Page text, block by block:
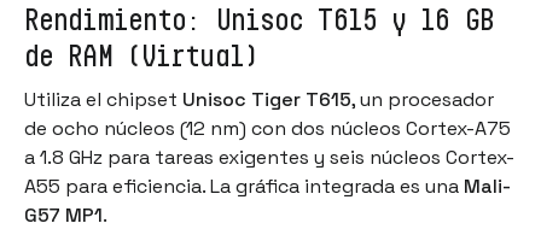
Rendimiento: Unisoc T615 y 16 GB
de RAM (Virtual)
Utiliza el chipset Unisoc Tiger T615, un procesador
de ocho núcleos (12 nm) con dos núcleos Cortex-A75
a 1.8 GHz para tareas exigentes y seis núcleos Cortex-
A55 para eficiencia. La gráfica integrada es una Mali-
G57 MP1.